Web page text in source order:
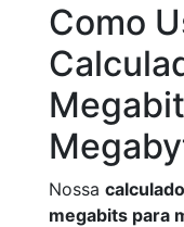
Como
Nossa
megabits para